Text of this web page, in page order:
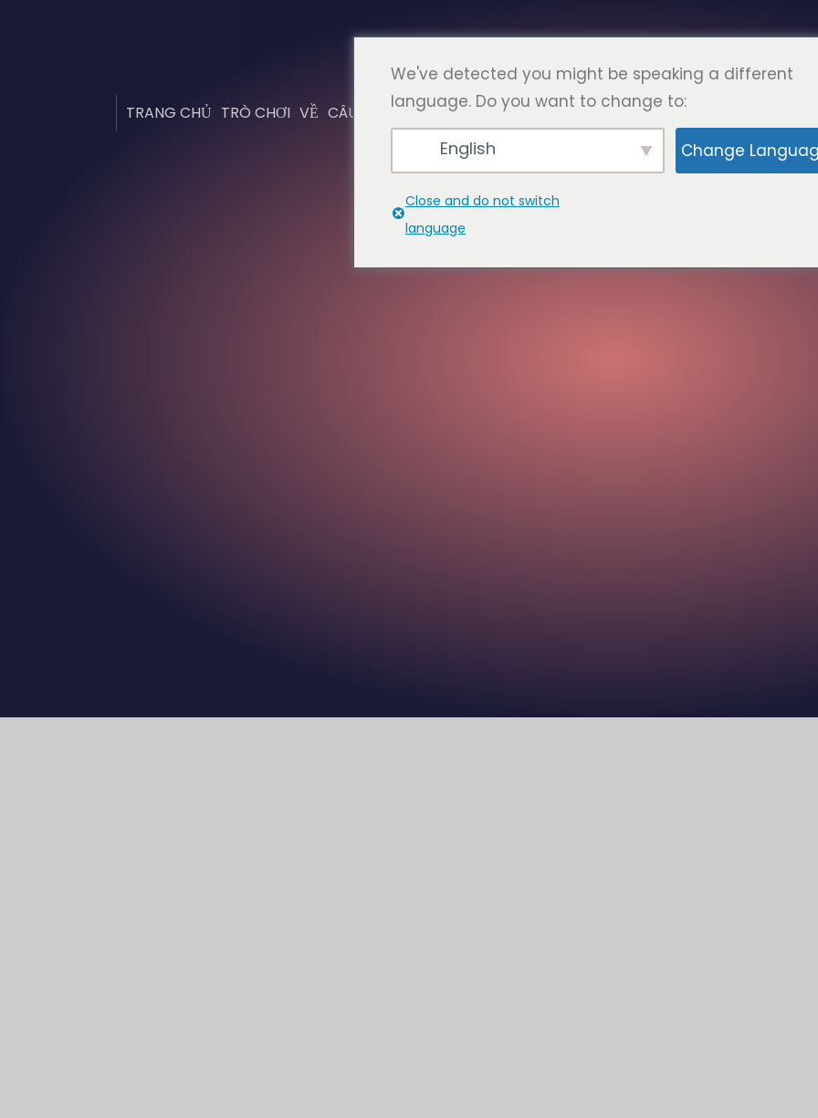
TRANG CHỦ TRÒ CHƠI VỀ CÂU HỎI THƯỜNG GẶP CÁC TRANG TIẾP XÚC
We've detected you might be speaking a different
language. Do you want to change to:
English Change
Close and do not switch
language